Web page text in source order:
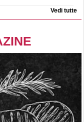
Vedi tutte